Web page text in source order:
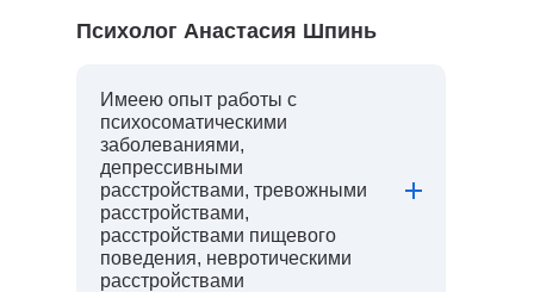
Психолог Анастасия Шпинь
Имеею опыт работы с
психосоматическими
заболеваниями,
депрессивными
расстройствами, тревожными
расстройствами,
расстройствами пищевого
поведения, невротическими
расстройствами